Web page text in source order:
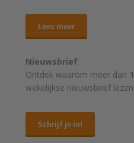
Lees meer
Nieuwsbrief
Ontdek waarom meer dan
wekelijkse nieuwsbrief lezen.
Schrijf je in!